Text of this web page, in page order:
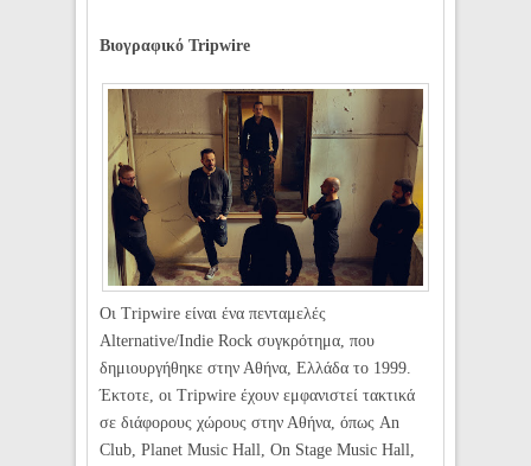
Βιογραφικό Tripwire
Οι Tripwire είναι ένα πενταμελές
Alternative/Indie Rock συγκρότημα, που
δημιουργήθηκε στην Αθήνα, Ελλάδα το 1999.
Έκτοτε, οι Tripwire έχουν εμφανιστεί τακτικά
σε διάφορους χώρους στην Αθήνα, όπως An
Club, Planet Music Hall, On Stage Music Hall,